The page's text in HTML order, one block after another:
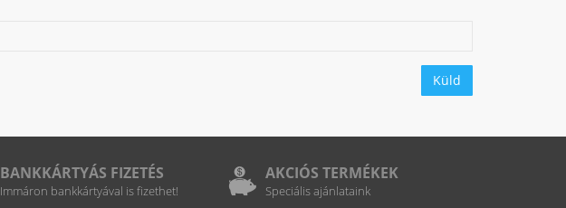
Küld
BANKKÁRTYÁS FIZETÉS
Immáron bankkártyával is fizethet!
AKCIÓS TERMÉKEK
Speciális ajánlataink